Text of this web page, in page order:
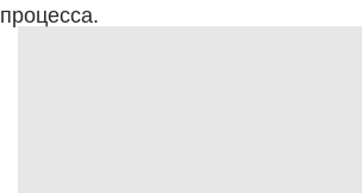
процесса.